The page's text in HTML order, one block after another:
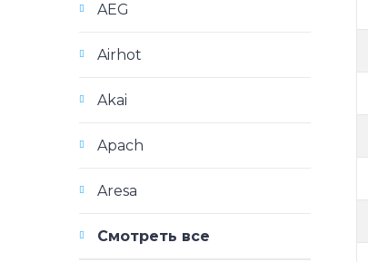
AEG
Airhot
Akai
Apach
Aresa
Смотреть все